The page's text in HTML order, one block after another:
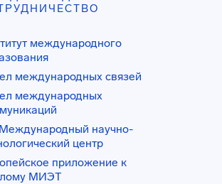
международного
международных связей
международных
научно-
центр
приложение к
МИЭТ